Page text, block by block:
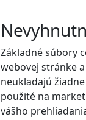
Základné súbory
webovej stránke
neukladajú
použité na
vášho